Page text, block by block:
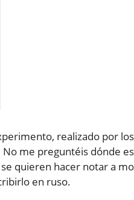
realizado por
me preguntéis dónde
quieren hacer notar a
en ruso.